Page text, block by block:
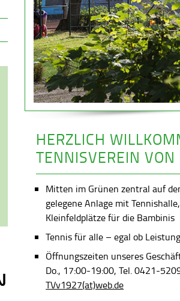
HERZLICH
TENNISVEREIN
Mitten im Grünen zentral auf
gelegene Anlage mit
Kleinfeldplätze für die Bambinis
Tennis für alle – egal ob
Öffnungszeiten unseres
Do., 17:00-19:00, Tel. 0421-
TVv1927(at)web.de